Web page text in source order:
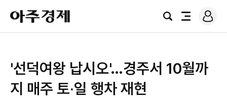
아
주
경
검
전
로
그
'선덕여왕 납시오'…경주서 10월까
지 매주 토‧일 행차 재현